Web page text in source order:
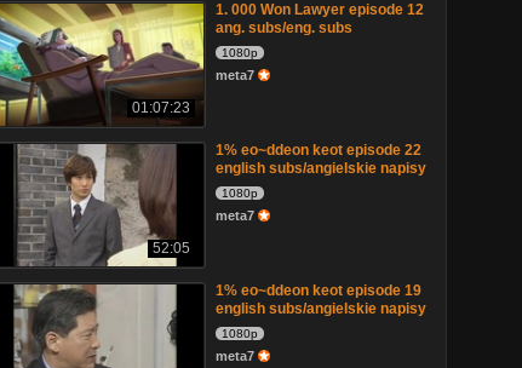
01:07:23
1. 000 Won Lawyer episode 12
ang. subs/eng. subs
1080p
meta7
52:05
1% eo~ddeon keot episode 22
english subs/angielskie napisy
1080p
meta7
1% eo~ddeon keot episode 19
english subs/angielskie napisy
1080p
meta7